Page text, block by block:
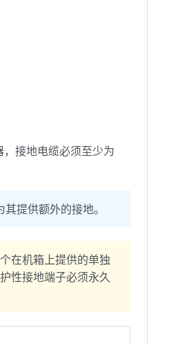
，接地电缆必须至少为
提供额外的接地。
在机箱上提供的单独
性接地端子必须永久